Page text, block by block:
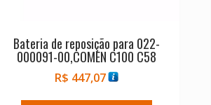
Bateria de reposição para 022-
000091-00,COMEN C100 C58
R$ 447,07